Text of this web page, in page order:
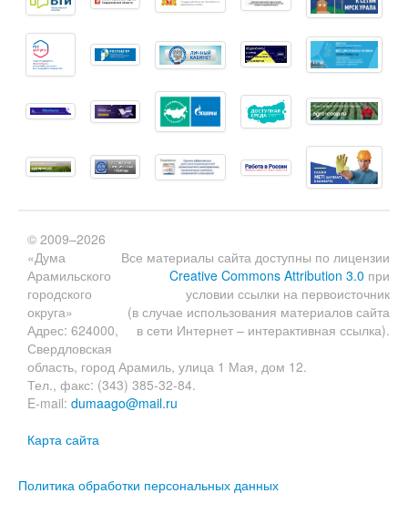
Все материалы сайта доступны по лицензии
Creative Commons Attribution 3.0 при
условии ссылки на первоисточник
(в случае использования материалов сайта
в сети Интернет – интерактивная ссылка).
© 2009–2026
«Дума
Арамильского
городского
округа»
Адрес: 624000,
Свердловская
область, город Арамиль, улица 1 Мая, дом 12.
Тел., факс: (343) 385-32-84.
E-mail: dumaago@mail.ru
Карта сайта
Политика обработки персональных данных